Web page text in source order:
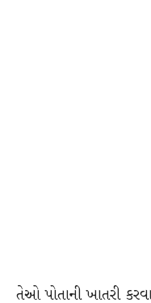
તેઓ પોતાની ખાતરી